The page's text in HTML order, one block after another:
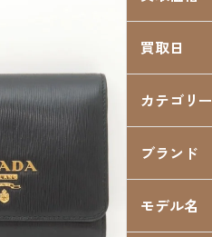
買取日
カテゴリー
ブランド
モデル名